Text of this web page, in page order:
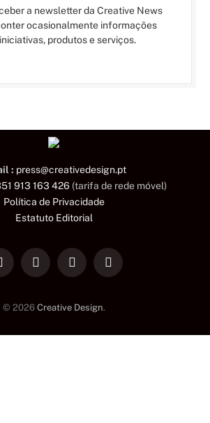
a newsletter da Creative News
ocasionalmente informações
produtos e serviços.
: press@creativedesign.pt
913 163 426 (tarifa de rede móvel)
Política de Privacidade
Estatuto Editorial
FacebookInstagramTikTok
© 2026 Creative Design.